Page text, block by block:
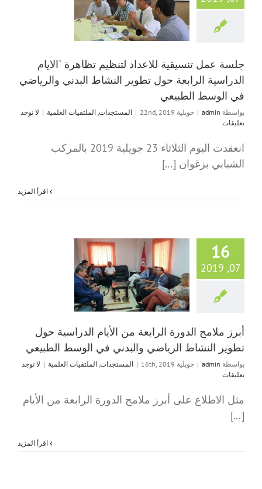
جلسة عمل تنسيقية للاعداد لتنظيم تظاهرة “الايام
الدراسية الرابعة حول تطوير النشاط البدني والرياضي
في الوسط الطبيعي
بواسطة admin
| جويلية 22nd, 2019 | المستجدات, الملتقيات العلمية | لا توجد
تعليقات
انعقدت اليوم الثلاثاء 23 جويلية 2019 بالمركب
الشبابي بزغوان [...]
16
07, 2019
أبرز ملامح الدورة الرابعة من الأيام الدراسية حول
تطوير النشاط الرياضي والبدني في الوسط الطبيعي
بواسطة admin
| جويلية 16th, 2019 | المستجدات, الملتقيات العلمية | لا توجد
تعليقات
مثل الاطلاع على أبرز ملامح الدورة الرابعة من الأيام
[...]